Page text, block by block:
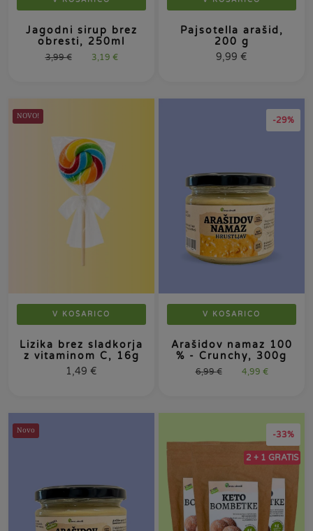
Jagodni sirup brez
obresti, 250ml
3,99€ 3,19 €
Pajsotella arašid,
200 g
9,99 €
NOVO!
V KOŠARICO
Lizika brez sladkorja
z vitaminom C, 16g
1,49 €
-29%
V KOŠARICO
Arašidov namaz 100
% - Crunchy, 300g
6,99€ 4,99 €
Novo -33%
2 + 1 GRATIS